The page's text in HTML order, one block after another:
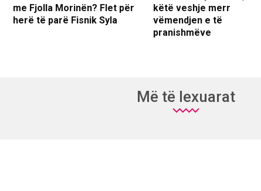
me Fjolla Morinën? Flet për
herë të parë Fisnik Syla
këtë veshje merr
vëmendjen e të
pranishmëve
Më të lexuarat